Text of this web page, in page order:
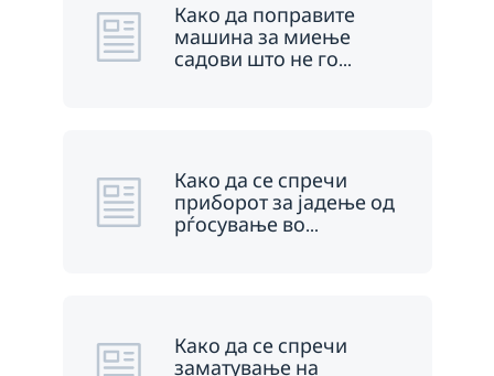
Како да поправите
машина за миење
садови што не го…
Како да се спречи
приборот за јадење од
рѓосување во…
Како да се спречи
заматување на